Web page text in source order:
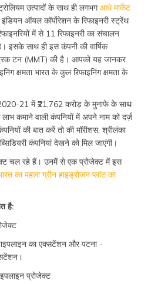
उत्पादों के साथ ही लगभगआधे मार्केट
ऑयल कॉर्पोरेशन के रिफाइनरी स्ट्रेंथ
में से 11 रिफाइनरी का संचालन
इसके साथ ही इस कंपनी की वार्षिक
टन (MMT) की है। आपको यह जानकर
क्षमता भारत के कुल रिफाइनिंग क्षमता के
2020-21 में ₹21,762 करोड़ के मुनाफे के साथ
कमाने वाली कंपनियों में अपने नाम को दर्ज़
की बात करें तो की मॉरीशस, श्रीलंका
कंपनियां देखने को मिल जाएंगी।
चल रहे हैं। उनमें से एक प्रोजेक्ट में इस
का पहला ग्रीन हाइड्रोजन प्लांट का
है:
का एक्सटेंशन और पटना -
प्रोजेक्ट